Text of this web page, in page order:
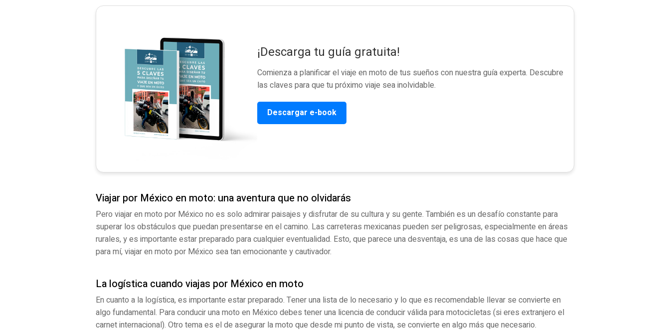
¡Descarga tu guía gratuita!
Comienza a planificar el viaje en moto de tus sueños con nuestra guía experta. Descubre
las claves para que tu próximo viaje sea inolvidable.
Descargar e-book
Viajar por México en moto: una aventura que no olvidarás
Pero viajar en moto por México no es solo admirar paisajes y disfrutar de su cultura y su gente. También es un desafío constante para
superar los obstáculos que puedan presentarse en el camino. Las carreteras mexicanas pueden ser peligrosas, especialmente en áreas
rurales, y es importante estar preparado para cualquier eventualidad. Esto, que parece una desventaja, es una de las cosas que hace que
para mí, viajar en moto por México sea tan emocionante y cautivador.
La logística cuando viajas por México en moto
En cuanto a la logística, es importante estar preparado. Tener una lista de lo necesario y lo que es recomendable llevar se convierte en
algo fundamental. Para conducir una moto en México debes tener una licencia de conducir válida para motocicletas (si eres extranjero el
carnet internacional). Otro tema es el de asegurar la moto que desde mi punto de vista, se convierte en algo más que necesario.